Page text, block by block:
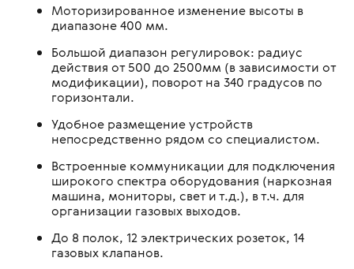
Моторизированное изменение высоты в
диапазоне 400 мм.
Большой диапазон регулировок: радиус
действия от 500 до 2500мм (в зависимости от
модификации), поворот на 340 градусов по
горизонтали.
Удобное размещение устройств
непосредственно рядом со специалистом.
Встроенные коммуникации для подключения
широкого спектра оборудования (наркозная
машина, мониторы, свет и т.д.), в т.ч. для
организации газовых выходов.
До 8 полок, 12 электрических розеток, 14
газовых клапанов.